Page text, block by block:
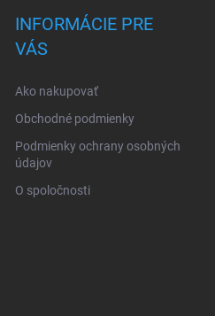
INFORMÁCIE PRE
VÁS
Ako nakupovať
Obchodné podmienky
Podmienky ochrany osobných
údajov
O spoločnosti